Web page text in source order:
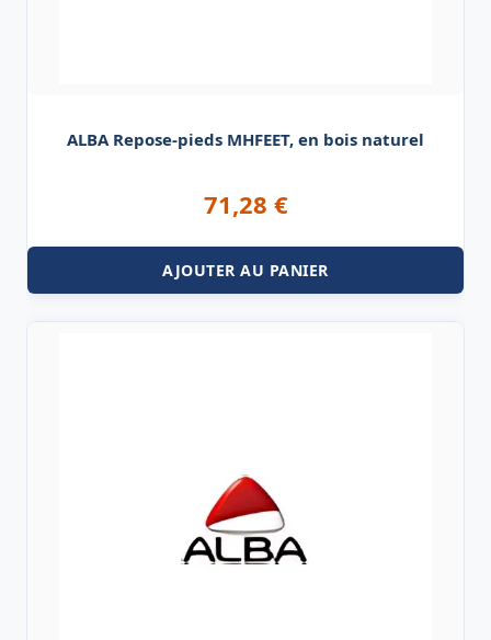
ALBA Repose-pieds MHFEET, en bois naturel
71,28 €
AJOUTER AU PANIER